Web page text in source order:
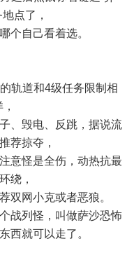
点了，
个自己看着选。
轨道和4级任务限制相
、毁电、反跳，据说流
荐掠夺，
意怪是全伤，动热抗最
绕，
双网小克或者恶狼。
战列怪，叫做萨沙恐怖
西就可以走了。